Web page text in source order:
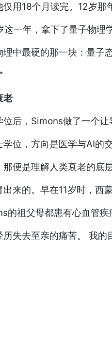
用18个月读完。12岁那
一年，拿下了量子物理
中最硬的那一块：量子
老
后，Simons做了一个让
位，方向是医学与AI的交
便是理解人类衰老的底
来的。早在11岁时，西
祖父母都患有心血管疾
失去至亲的痛苦。 我